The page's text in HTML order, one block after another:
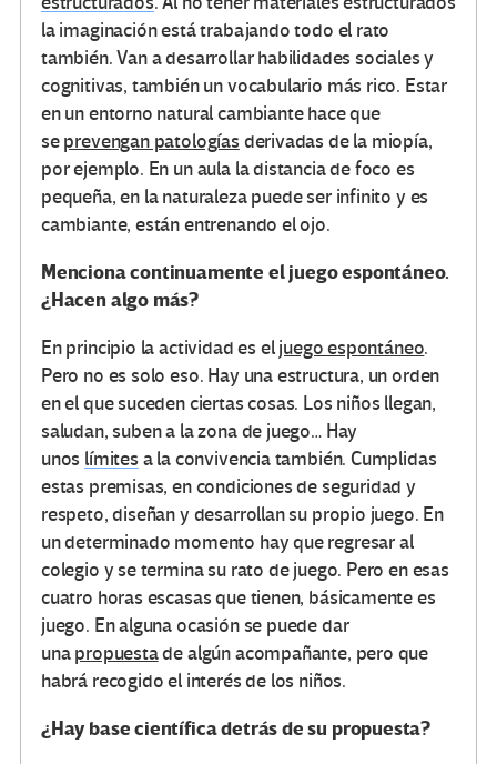
la imaginación está trabajando todo el rato
también. Van a desarrollar habilidades sociales y
cognitivas, también un vocabulario más rico. Estar
en un entorno natural cambiante hace que
seprevengan patologías derivadas de la miopía,
por ejemplo. En un aula la distancia de foco es
pequeña, en la naturaleza puede ser infinito y es
cambiante, están entrenando el ojo.
Menciona continuamente el juego espontáneo.
¿Hacen algo más?
En principio la actividad es eljuego espontáneo.
Pero no es solo eso. Hay una estructura, un orden
en el que suceden ciertas cosas. Los niños llegan,
saludan, suben a la zona de juego… Hay
unos límites a la convivencia también. Cumplidas
estas premisas, en condiciones de seguridad y
respeto, diseñan y desarrollan su propio juego. En
un determinado momento hay que regresar al
colegio y se termina su rato de juego. Pero en esas
cuatro horas escasas que tienen, básicamente es
juego. En alguna ocasión se puede dar
unapropuestade algún acompañante, pero que
habrá recogido el interés de los niños.
¿Hay base científica detrás de su propuesta?